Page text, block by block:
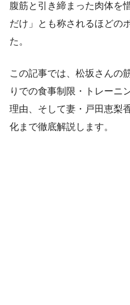
腹筋と引き締まった肉体を
だけ」とも称されるほどの
た。
この記事では、松坂さんの
りでの食事制限・トレーニ
理由、そして妻・戸田恵梨
化まで徹底解説します。